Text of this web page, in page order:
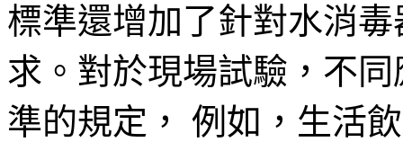
標準還增加了針對水消
求。對於現場試驗，不
準的規定， 例如，生活